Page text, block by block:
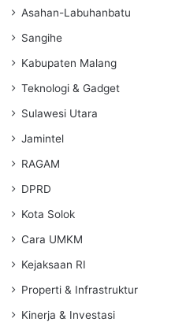
Asahan-Labuhanbatu
Sangihe
Kabupaten Malang
Teknologi & Gadget
Sulawesi Utara
Jamintel
RAGAM
DPRD
Kota Solok
Cara UMKM
Kejaksaan RI
Properti & Infrastruktur
Kinerja & Investasi